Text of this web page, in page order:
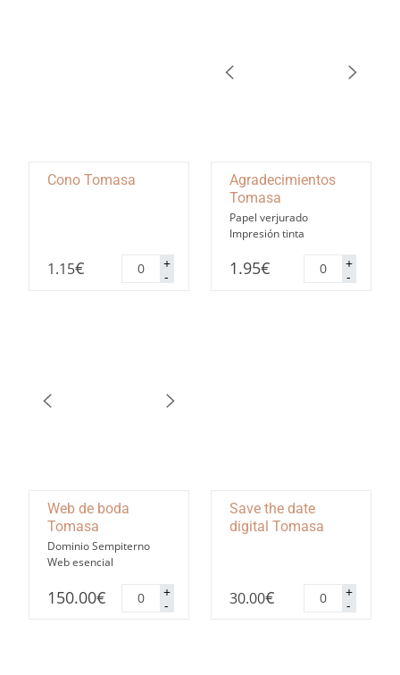
Cono Tomasa
1.15€ -
Cono
Tomasa
cantidad
+
Agradecimientos
Tomasa
Papel verjurado
Impresión tinta
1.95€ -
Tomasa
cantidad
+
Web de boda
Tomasa
Dominio Sempiterno
Web esencial
150.00€ -
Web
boda
+
Save the date
digital Tomasa
30.00€ -
Save
the
date
+